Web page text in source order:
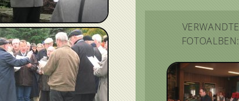
VERWANDTE
FOTOALBEN: